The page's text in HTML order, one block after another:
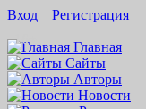
Вход
Регистрация
16+
Главная
Сайты
Авторы
Новости